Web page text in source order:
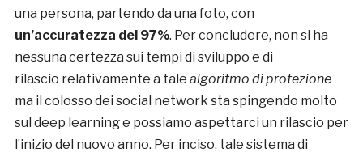
una persona, partendo da una foto, con
un’accuratezza del 97%. Per concludere, non si ha
nessuna certezza sui tempi di sviluppo e di
rilascio relativamente a tale algoritmo di protezione
ma il colosso dei social network sta spingendo molto
sul deep learning e possiamo aspettarci un rilascio per
l’inizio del nuovo anno. Per inciso, tale sistema di